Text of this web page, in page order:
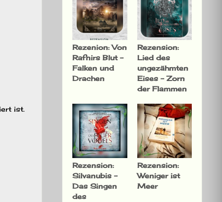
ist.
Rezenion: Von
Rafnirs Blut –
Falken und
Drachen
Rezension:
Lied des
ungezähmten
Eises – Zorn
der Flammen
Rezension:
Silvanubis –
Das Singen
des
Rezension:
Weniger ist
Meer